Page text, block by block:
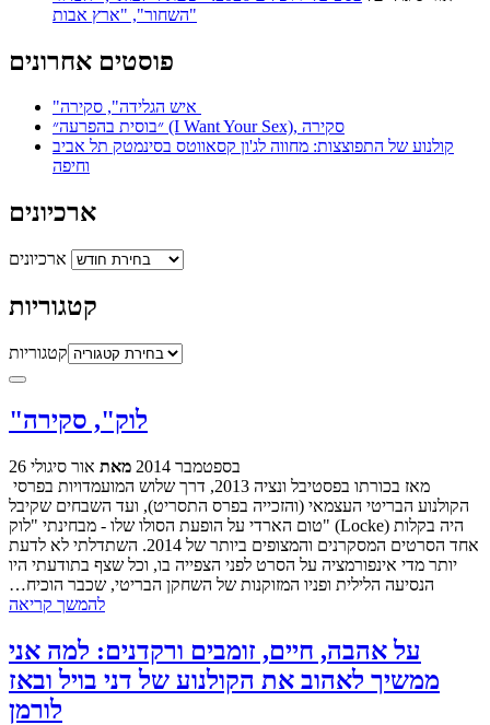
השחור", "ארץ אבות"
פוסטים אחרונים
״בוסית בהפרעה״ (I Want Your Sex), סקירה
קולנוע של התפוצצות: מחווה לג'ון קסאווטס בסינמטק תל אביב
וחיפה
ארכיונים
ארכיונים
קטגוריות
קטגוריות
"לוק", סקירה
26 בספטמבר 2014 מאת אור סיגולי
הקולנוע הבריטי העצמאי (והזכייה בפרס התסריט), ועד השבחים שקיבל
טום הארדי על הופעת הסולו שלו - מבחינתי "לוק" (Locke) היה בקלות
אחד הסרטים המסקרנים והמצופים ביותר של 2014. השתדלתי לא לדעת
יותר מדי אינפורמציה על הסרט לפני הצפייה בו, וכל שצף בתודעתי היו
הנסיעה הלילית ופניו המזוקנות של השחקן הבריטי, שכבר הוכיח…
להמשך קריאה
על אהבה, חיים, זומבים ורקדנים: למה אני
ממשיך לאהוב את הקולנוע של דני בויל ובאז
לורמן